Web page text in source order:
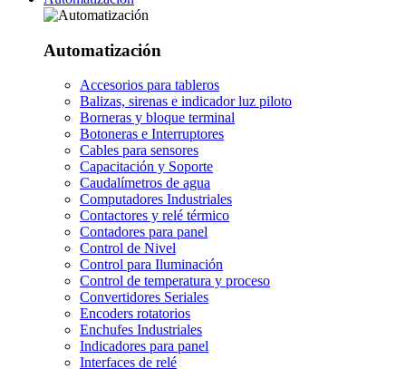
Automatización
Accesorios para tableros
Balizas, sirenas e indicador luz piloto
Borneras y bloque terminal
Botoneras e Interruptores
Cables para sensores
Capacitación y Soporte
Caudalímetros de agua
Computadores Industriales
Contactores y relé térmico
Contadores para panel
Control de Nivel
Control para Iluminación
Control de temperatura y proceso
Convertidores Seriales
Encoders rotatorios
Enchufes Industriales
Indicadores para panel
Interfaces de relé